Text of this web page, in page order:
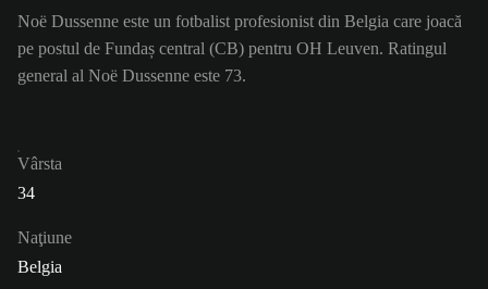
Noë Dussenne este un fotbalist profesionist din Belgia care joacă
pe postul de Fundaș central (CB) pentru OH Leuven. Ratingul
general al Noë Dussenne este 73.
Vârsta
34
Naţiune
Belgia